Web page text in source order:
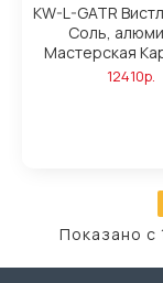
KW-L-GATR
Соль,
Мастерская
12410р.
Показано с